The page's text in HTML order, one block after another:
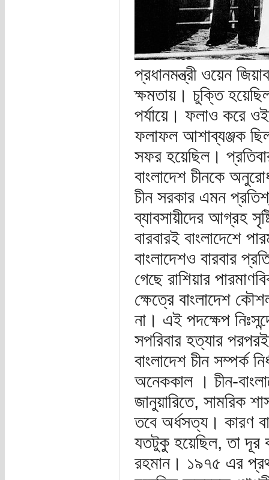
প্রধানমন্ত্রী ওয়েন
ক্ষমতায়। চুক্তি হয়েছিল
পর্যায়ে। ফলাও করে
ফলাফল আশাব্যঞ্জক
সফর হয়েছিল।
বাংলাদেশ চীনকে
চীন সরকার এমন
ব্যাবসায়ীদের আগ্রহ
বারবারই বাংলাদেশে
বাংলাদেশও বারবার
গেছে রাশিয়ার
ক্ষেত্রে বাংলাদেশ
না। এই পদক্ষেপ
সপরিবার হত্যার
বাংলাদেশ চীন সম্পর্ক
অনেককাল । চীন-
জানুয়ারিতে, সামরিক
তবে অর্ধসত্য। কারণ
যতটুকু হয়েছিল, তা দূর
রহমান। ১৯৭৫ এর প্রথম